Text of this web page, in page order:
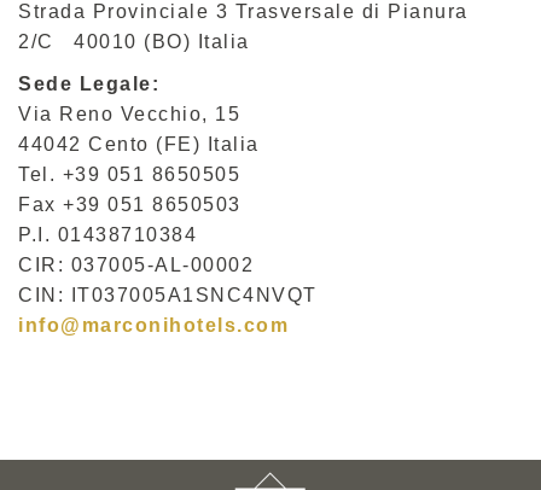
Strada Provinciale 3 Trasversale di Pianura
2/C 40010 (BO) Italia
Sede Legale:
Via Reno Vecchio, 15
44042 Cento (FE) Italia
Tel. +39 051 8650505
Fax +39 051 8650503
P.I. 01438710384
CIR: 037005-AL-00002
CIN: IT037005A1SNC4NVQT
info@marconihotels.com